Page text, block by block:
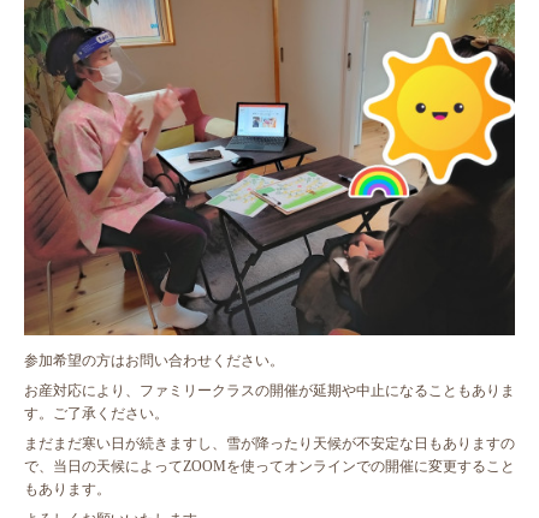
参加希望の方はお問い合わせください。
お産対応により、ファミリークラスの開催が延期や中止になることもありま
す。ご了承ください。
まだまだ寒い日が続きますし、雪が降ったり天候が不安定な日もありますの
で、当日の天候によってZOOMを使ってオンラインでの開催に変更すること
もあります。